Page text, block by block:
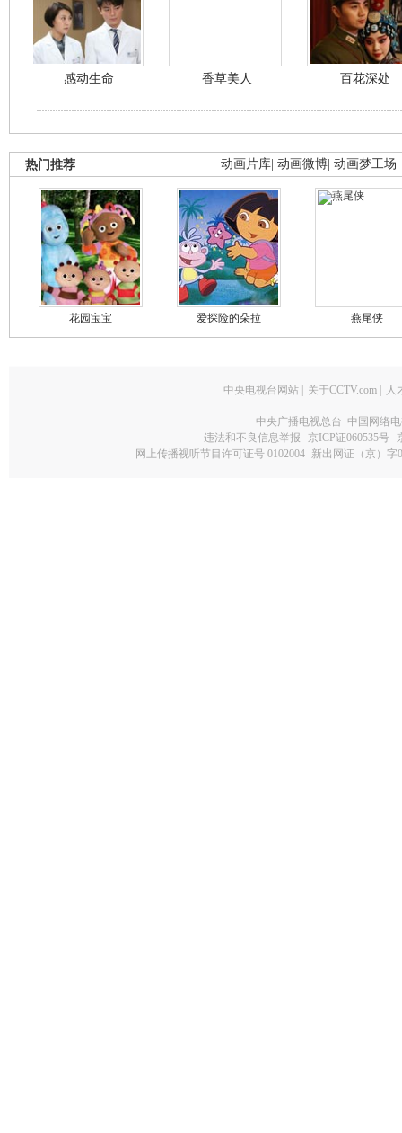
感动生命 香草美人 百花深处
动画片库 动画微博 动画梦工场
热门推荐
花园宝宝 爱探险的朵拉 燕尾侠
中央电视台网站 关于CCTV.com 人
中央广播电视总台 中国网络
违法和不良信息举报
京ICP证060535号
网上传播视听节目许可证号 0102004 新出网证（京）